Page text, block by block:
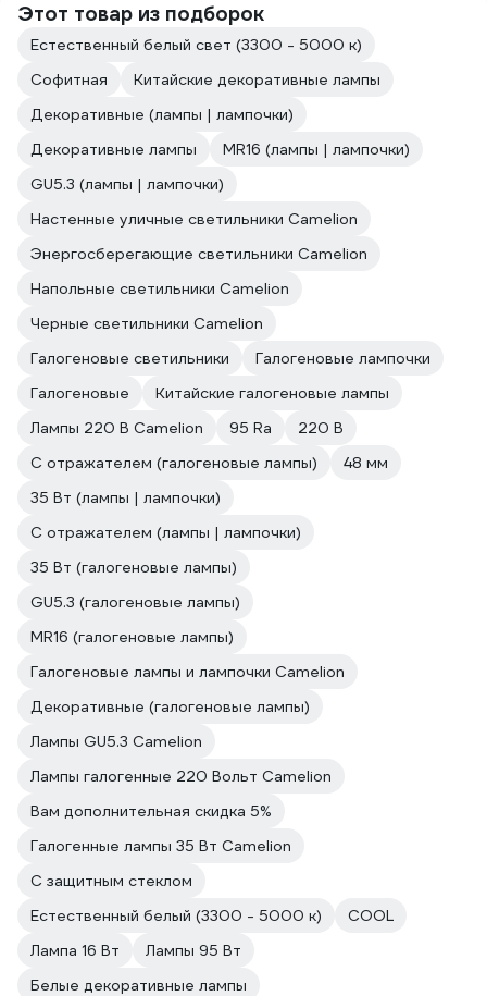
Этот товар из подборок
Естественный белый свет (3300 - 5000 к)
Софитная
Китайские декоративные лампы
Декоративные (лампы | лампочки)
Декоративные лампы
MR16 (лампы | лампочки)
GU5.3 (лампы | лампочки)
Настенные уличные светильники Camelion
Энергосберегающие светильники Camelion
Напольные светильники Camelion
Черные светильники Camelion
Галогеновые светильники
Галогеновые лампочки
Галогеновые
Китайские галогеновые лампы
Лампы 220 В Camelion
95 Ra
220 В
С отражателем (галогеновые лампы)
48 мм
35 Вт (лампы | лампочки)
С отражателем (лампы | лампочки)
35 Вт (галогеновые лампы)
GU5.3 (галогеновые лампы)
MR16 (галогеновые лампы)
Галогеновые лампы и лампочки Camelion
Декоративные (галогеновые лампы)
Лампы GU5.3 Camelion
Лампы галогенные 220 Вольт Camelion
Вам дополнительная скидка 5%
Галогенные лампы 35 Вт Camelion
С защитным стеклом
Естественный белый (3300 - 5000 к)
COOL
Лампа 16 Вт
Лампы 95 Вт
Белые декоративные лампы